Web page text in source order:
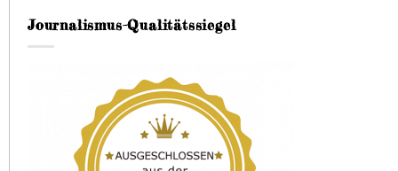
Journalismus-Qualitätssiegel